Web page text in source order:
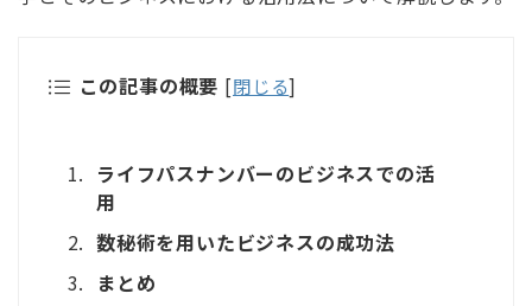
この記事の概要 [閉じる]
ライフパスナンバーのビジネスでの活
用
数秘術を用いたビジネスの成功法
まとめ